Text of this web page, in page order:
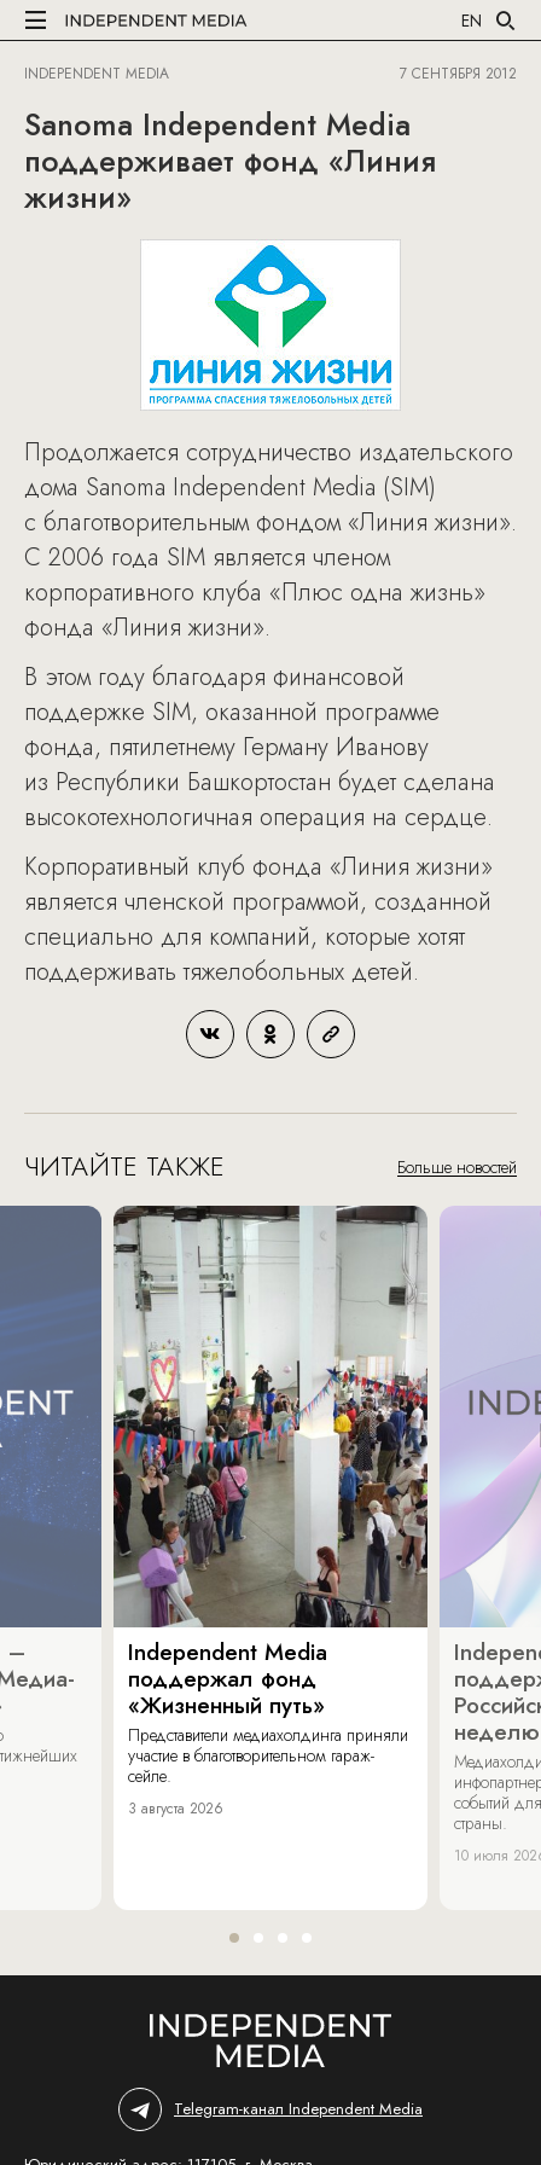
EN
INDEPENDENT MEDIA 7 СЕНТЯБРЯ 2012
Sanoma Independent Media
поддерживает фонд «Линия
жизни»
Продолжается сотрудничество издательского
дома Sanoma Independent Media (SIM)
с благотворительным фондом «Линия жизни».
С 2006 года SIM является членом
корпоративного клуба «Плюс одна жизнь»
фонда «Линия жизни».
В этом году благодаря финансовой
поддержке SIM, оказанной программе
фонда, пятилетнему Герману Иванову
из Республики Башкортостан будет сделана
высокотехнологичная операция на сердце.
Корпоративный клуб фонда «Линия жизни»
является членской программой, созданной
специально для компаний, которые хотят
поддерживать тяжелобольных детей.
ЧИТАЙТЕ ТАКЖЕ Больше новостей
–
Independent Media
поддержал фонд
«Жизненный путь»
Представители медиахолдинга приняли
участие в благотворительном гараж-
сейле.
3 августа 2026
неделю
событий
страны.
10 июля
Telegram-канал Independent Media